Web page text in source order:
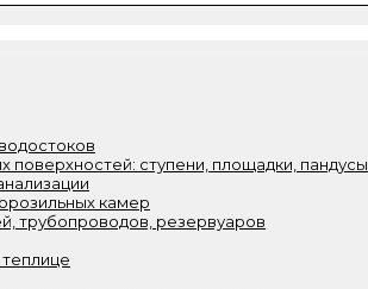
поверхностей: ступени, площадки, пандусы
камер
трубопроводов, резервуаров